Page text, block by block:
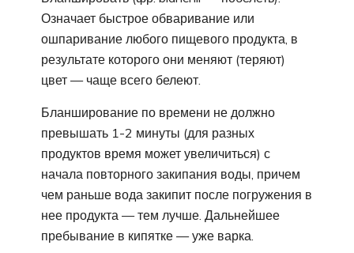
Означает быстрое обваривание или
ошпаривание любого пищевого продукта, в
результате которого они меняют (теряют)
цвет — чаще всего белеют.
Бланширование по времени не должно
превышать 1-2 минуты (для разных
продуктов время может увеличиться) с
начала повторного закипания воды, причем
чем раньше вода закипит после погружения в
нее продукта — тем лучше. Дальнейшее
пребывание в кипятке — уже варка.